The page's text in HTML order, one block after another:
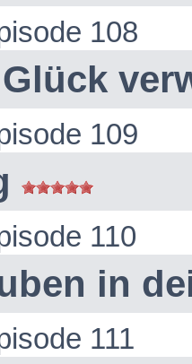
108
109
110
in
111